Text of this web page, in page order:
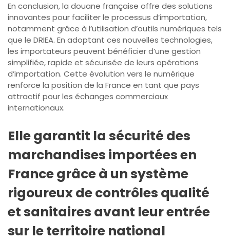
En conclusion, la douane française offre des solutions
innovantes pour faciliter le processus d’importation,
notamment grâce à l’utilisation d’outils numériques tels
que le DRIEA. En adoptant ces nouvelles technologies,
les importateurs peuvent bénéficier d’une gestion
simplifiée, rapide et sécurisée de leurs opérations
d’importation. Cette évolution vers le numérique
renforce la position de la France en tant que pays
attractif pour les échanges commerciaux
internationaux.
Elle garantit la sécurité des
marchandises importées en
France grâce à un système
rigoureux de contrôles qualité
et sanitaires avant leur entrée
sur le territoire national